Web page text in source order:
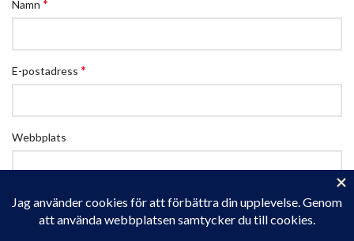
Namn *
E-postadress *
Webbplats
Spara mitt namn, min e-postadress och webbplats i denna
webbläsare till nästa gång jag skriver en kommentar.